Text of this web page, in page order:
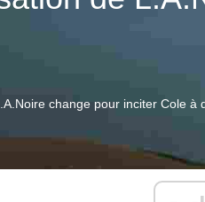
change pour inciter Cole à